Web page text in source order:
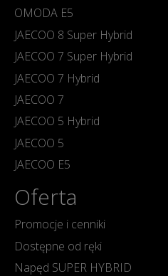
OMODA E5
JAECOO 8 Super Hybrid
JAECOO 7 Super Hybrid
JAECOO 7 Hybrid
JAECOO 7
JAECOO 5 Hybrid
JAECOO 5
JAECOO E5
Oferta
Promocje i cenniki
Dostępne od ręki
Napęd SUPER HYBRID